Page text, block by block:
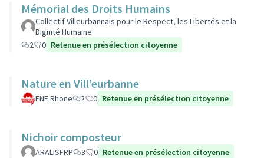
Mémorial des Droits Humains
Collectif Villeurbannais pour le Respect, les Libertés et la
Dignité Humaine
2
0 Retenue en présélection citoyenne
Nature en Vill’eurbanne
FNE Rhone 2 0 Retenue en présélection citoyenne
Nichoir composteur
ARALISFRP 3 0 Retenue en présélection citoyenne